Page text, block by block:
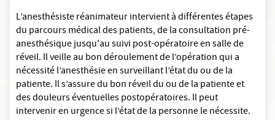
L’anesthésiste réanimateur intervient à différentes étapes
du parcours médical des patients, de la consultation pré-
anesthésique jusqu'au suivi post-opératoire en salle de
réveil. Il veille au bon déroulement de l’opération qui a
nécessité l’anesthésie en surveillant l’état du ou de la
patiente. Il s’assure du bon réveil du ou de la patiente et
des douleurs éventuelles postopératoires. Il peut
intervenir en urgence si l’état de la personne le nécessite.